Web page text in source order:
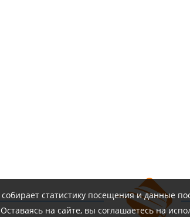
собирает статистику посещения и данные
Оставаясь на сайте, вы соглашаетесь на